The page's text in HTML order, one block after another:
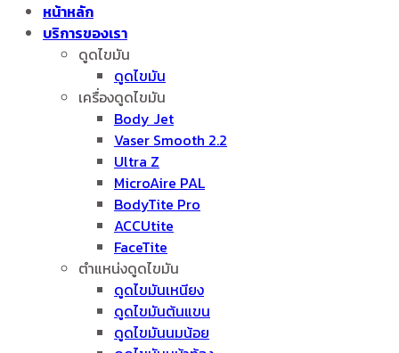
หน้าหลัก
บริการของเรา
ดูดไขมัน
ดูดไขมัน
เครื่องดูดไขมัน
Body Jet
Vaser Smooth 2.2
Ultra Z
MicroAire PAL
BodyTite Pro
ACCUtite
FaceTite
ตำแหน่งดูดไขมัน
ดูดไขมันเหนียง
ดูดไขมันต้นแขน
ดูดไขมันนมน้อย